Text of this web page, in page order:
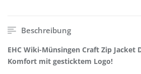
Beschreibung
EHC Wiki-Münsingen Craft Zip Jacket
Komfort mit gesticktem Logo!